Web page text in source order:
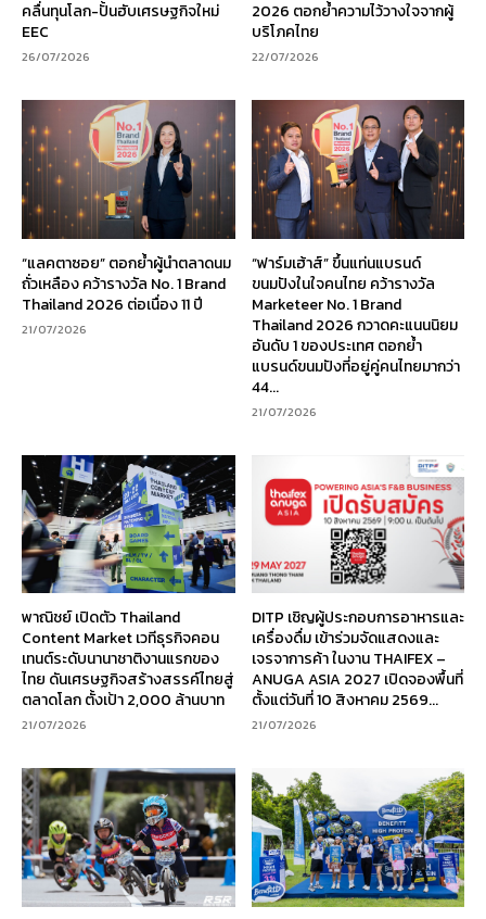
คลื่นทุนโลก-ปั้นฮับเศรษฐกิจใหม่
EEC
26/07/2026
2026 ตอกย้ำความไว้วางใจจากผู้
บริโภคไทย
22/07/2026
“แลคตาซอย” ตอกย้ำผู้นำตลาดนม
ถั่วเหลือง คว้ารางวัล No. 1 Brand
Thailand 2026 ต่อเนื่อง 11 ปี
21/07/2026
“ฟาร์มเฮ้าส์” ขึ้นแท่นแบรนด์
ขนมปังในใจคนไทย คว้ารางวัล
Marketeer No. 1 Brand
Thailand 2026 กวาดคะแนนนิยม
อันดับ 1 ของประเทศ ตอกย้ำ
แบรนด์ขนมปังที่อยู่คู่คนไทยมากว่า
44...
21/07/2026
พาณิชย์ เปิดตัว Thailand
Content Market เวทีธุรกิจคอน
เทนต์ระดับนานาชาติงานแรกของ
ไทย ดันเศรษฐกิจสร้างสรรค์ไทยสู่
ตลาดโลก ตั้งเป้า 2,000 ล้านบาท
21/07/2026
DITP เชิญผู้ประกอบการอาหารและ
เครื่องดื่ม เข้าร่วมจัดแสดงและ
เจรจาการค้า ในงาน THAIFEX –
ANUGA ASIA 2027 เปิดจองพื้นที่
ตั้งแต่วันที่ 10 สิงหาคม 2569...
21/07/2026